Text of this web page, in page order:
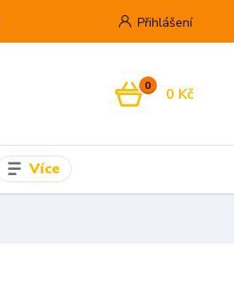
Přihlášení
0 0 Kč
Více